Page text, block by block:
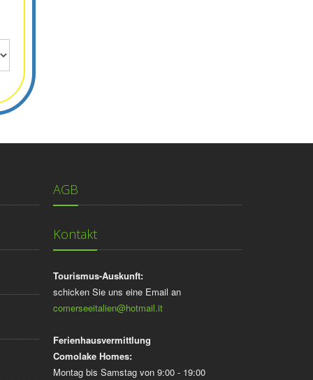
AGB
Kontakt
Tourismus-Auskunft:
schicken Sie uns eine Email an
comerseeitalien@hotmail.it
Ferienhausvermittlung
Comolake Homes:
Montag bis Samstag von 9:00 - 19:00